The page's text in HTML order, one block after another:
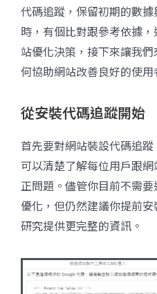
代碼追蹤，保留初期的數
時，有個比對跟參考依據
站優化決策，接下來讓我
何協助網站改善良好的使用
從安裝代碼追蹤開始
首先要對網站裝設代碼追
可以清楚了解每位用戶跟
正問題。儘管你目前不需
優化，但仍然建議你提前
研究提供更完整的資訊。